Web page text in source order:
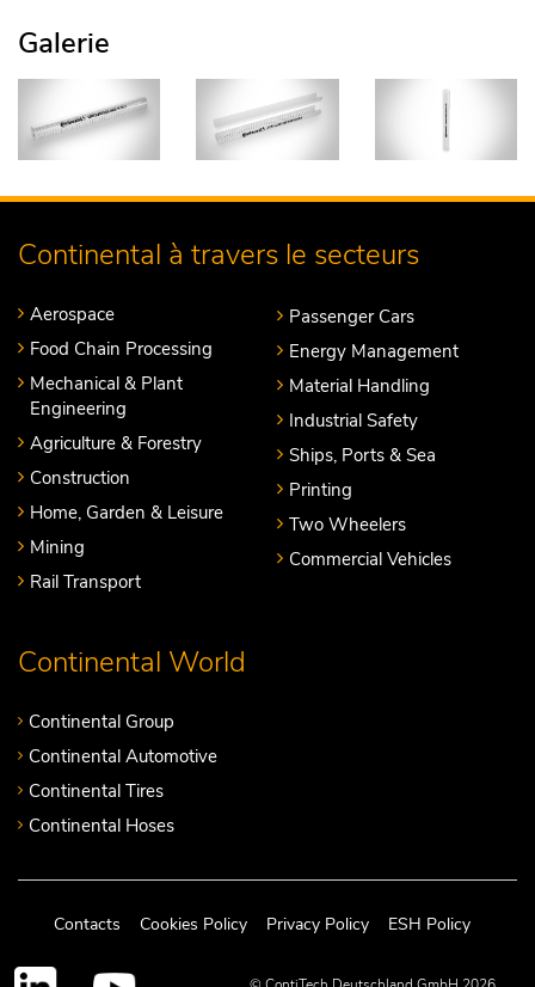
Galerie
Continental à travers le secteurs
Aerospace
Food Chain Processing
Mechanical & Plant
Engineering
Agriculture & Forestry
Construction
Home, Garden & Leisure
Mining
Rail Transport
Passenger Cars
Energy Management
Material Handling
Industrial Safety
Ships, Ports & Sea
Printing
Two Wheelers
Commercial Vehicles
Continental World
Continental Group
Continental Automotive
Continental Tires
Continental Hoses
Contacts Cookies Policy Privacy Policy ESH Policy